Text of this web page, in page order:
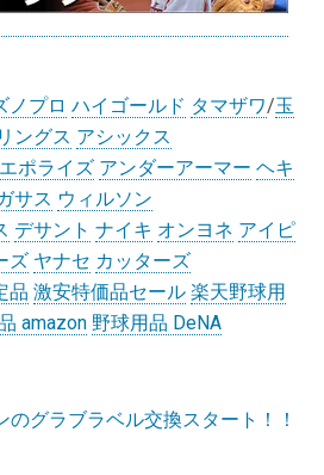
ノプロ ハイゴールド タマザワ/玉
ングス アシックス
エポライズ アンダーアーマー ヘキ
サス ウィルソン
デサント ナイキ オンヨネ アイピ
ズ ヤナセ カッターズ
品 激安特価品セール 楽天野球用
amazon 野球用品 DeNA
のグラブラベル交換スタート！！